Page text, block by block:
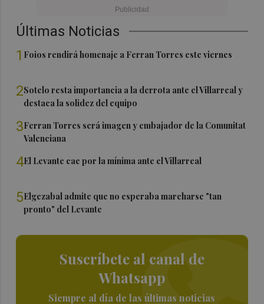
Últimas Noticias
1 Foios rendirá homenaje a Ferran Torres este viernes
2Sotelo resta importancia a la derrota ante el Villarreal y
destaca la solidez del equipo
3Ferran Torres será imagen y embajador de la Comunitat
Valenciana
4El Levante cae por la mínima ante el Villarreal
5Elgezabal admite que no esperaba marcharse "tan
pronto" del Levante
Suscríbete al canal de
Whatsapp
Siempre al día de las últimas noticias